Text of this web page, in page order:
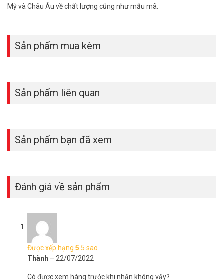
Mỹ và Châu Âu về chất lượng cũng như mẫu mã.
Sản phẩm mua kèm
Sản phẩm liên quan
Sản phẩm bạn đã xem
Đánh giá về sản phẩm
Được xếp hạng 5 5 sao
Thành – 22/07/2022
Có được xem hàng trước khi nhận không vậy?